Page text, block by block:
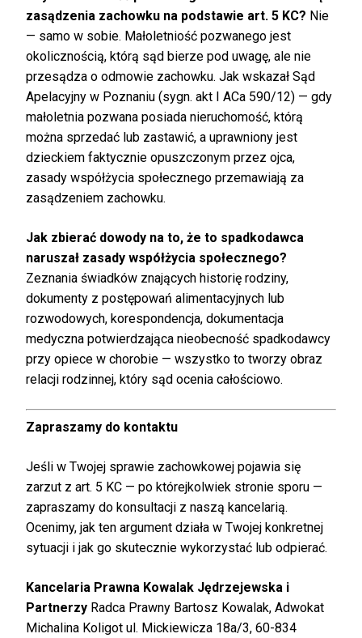
zasądzenia zachowku na podstawie art. 5 KC? Nie
— samo w sobie. Małoletniość pozwanego jest
okolicznością, którą sąd bierze pod uwagę, ale nie
przesądza o odmowie zachowku. Jak wskazał Sąd
Apelacyjny w Poznaniu (sygn. akt I ACa 590/12) — gdy
małoletnia pozwana posiada nieruchomość, którą
można sprzedać lub zastawić, a uprawniony jest
dzieckiem faktycznie opuszczonym przez ojca,
zasady współżycia społecznego przemawiają za
zasądzeniem zachowku.
Jak zbierać dowody na to, że to spadkodawca
naruszał zasady współżycia społecznego?
Zeznania świadków znających historię rodziny,
dokumenty z postępowań alimentacyjnych lub
rozwodowych, korespondencja, dokumentacja
medyczna potwierdzająca nieobecność spadkodawcy
przy opiece w chorobie — wszystko to tworzy obraz
relacji rodzinnej, który sąd ocenia całościowo.
Zapraszamy do kontaktu
Jeśli w Twojej sprawie zachowkowej pojawia się
zarzut z art. 5 KC — po którejkolwiek stronie sporu —
zapraszamy do konsultacji z naszą kancelarią.
Ocenimy, jak ten argument działa w Twojej konkretnej
sytuacji i jak go skutecznie wykorzystać lub odpierać.
Kancelaria Prawna Kowalak Jędrzejewska i
Partnerzy Radca Prawny Bartosz Kowalak, Adwokat
Michalina Koligot ul. Mickiewicza 18a/3, 60-834